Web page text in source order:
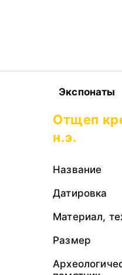
Экспонаты
Отщеп
н.э.
Название
Датировка
Материал,
Размер